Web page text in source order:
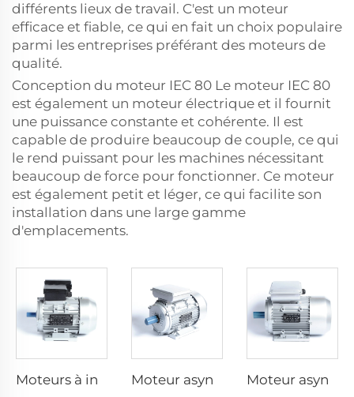
différents lieux de travail. C'est un moteur
efficace et fiable, ce qui en fait un choix populaire
parmi les entreprises préférant des moteurs de
qualité.
Conception du moteur IEC 80 Le moteur IEC 80
est également un moteur électrique et il fournit
une puissance constante et cohérente. Il est
capable de produire beaucoup de couple, ce qui
le rend puissant pour les machines nécessitant
beaucoup de force pour fonctionner. Ce moteur
est également petit et léger, ce qui facilite son
installation dans une large gamme
d'emplacements.